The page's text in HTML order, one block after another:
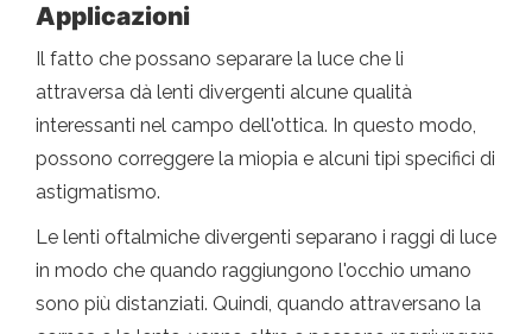
Applicazioni
Il fatto che possano separare la luce che li
attraversa dà lenti divergenti alcune qualità
interessanti nel campo dell'ottica. In questo modo,
possono correggere la miopia e alcuni tipi specifici di
astigmatismo.
Le lenti oftalmiche divergenti separano i raggi di luce
in modo che quando raggiungono l'occhio umano
sono più distanziati. Quindi, quando attraversano la